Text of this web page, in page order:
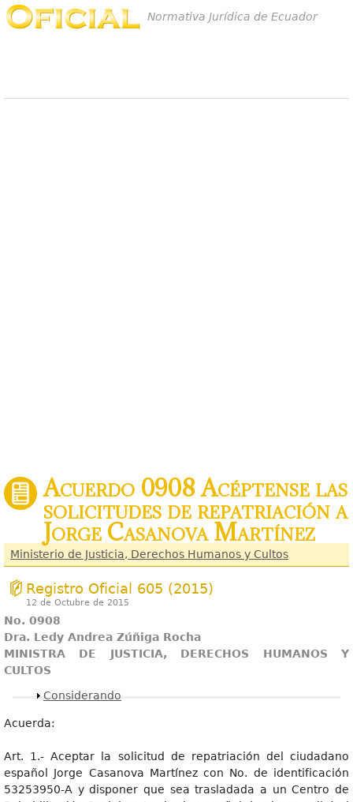
Normativa Jurídica de Ecuador
Acuerdo 0908 Acéptense las
solicitudes de repatriación a
Jorge Casanova Martínez
Ministerio de Justicia, Derechos Humanos y Cultos
Registro Oficial 605 (2015)
12 de Octubre de 2015
No. 0908
Dra. Ledy Andrea Zúñiga Rocha
MINISTRA DE JUSTICIA, DERECHOS HUMANOS Y
CULTOS
Mostrar
Considerando
Acuerda:
Art. 1.- Aceptar la solicitud de repatriación del ciudadano
español Jorge Casanova Martínez con No. de identificación
53253950-A y disponer que sea trasladada a un Centro de